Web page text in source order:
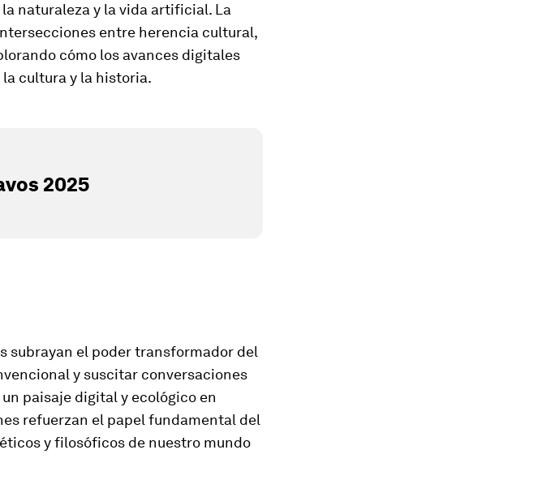
naturaleza y la vida artificial. La
entre herencia cultural,
cómo los avances digitales
cultura y la historia.
2025
subrayan el poder transformador del
y suscitar conversaciones
paisaje digital y ecológico en
refuerzan el papel fundamental del
y filosóficos de nuestro mundo